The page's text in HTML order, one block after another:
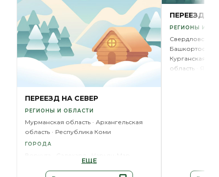
ПЕРЕЕЗД НА СЕВЕР
РЕГИОНЫ И ОБЛАСТИ
Мурманская область
Архангельская
область
Республика Коми
ГОРОДА
Воркута Нарьян-Мар
ЕЩЕ
ПЕРЕЕЗД НА
РЕГИОНЫ И
Свердловская
Башкортостан
Курганская
область